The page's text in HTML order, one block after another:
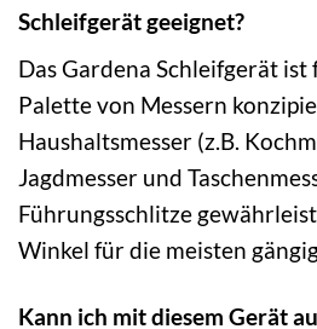
Schleifgerät geeignet?
Das Gardena Schleifgerät
Palette von Messern
Haushaltsmesser (z.B.
Jagdmesser und
Führungsschlitze
Winkel für die meisten
Kann ich mit diesem Gerät